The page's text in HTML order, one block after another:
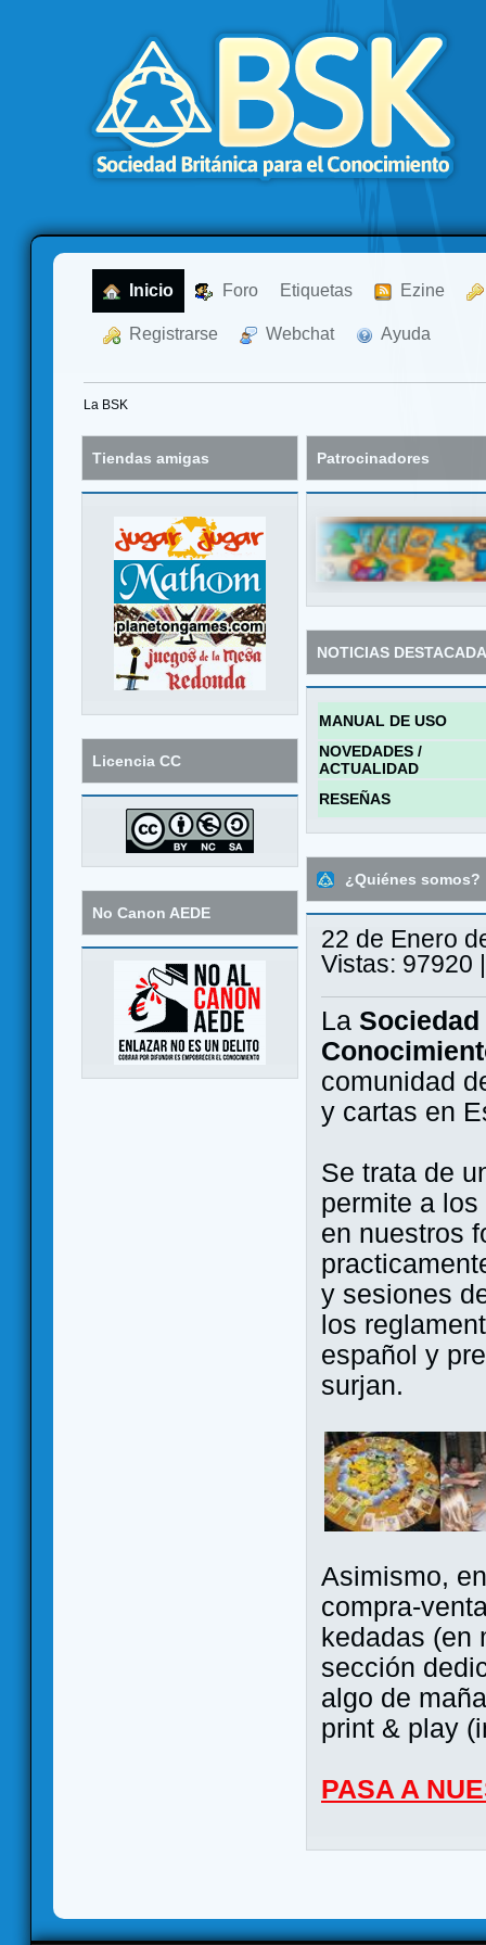
Inicio Foro Etiquetas Ezine
Registrarse Webchat Ayuda
La BSK
Tiendas amigas
Licencia CC
No Canon AEDE
Patrocinadores
NOTICIAS
MANUAL DE USO
NOVEDADES /
ACTUALIDAD
RESEÑAS
¿Quiénes somos?
22 de Enero
Vistas: 97920
La
comunidad
y cartas en
Se trata de
permite a
en nuestros
y sesiones
los
español y
surjan.
Asimismo,
compra-
kedadas (en
sección
algo de
print & play
PASA A